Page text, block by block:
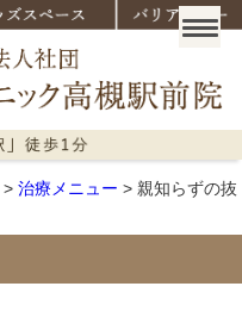
> 治療メニュー > 親知らずの抜